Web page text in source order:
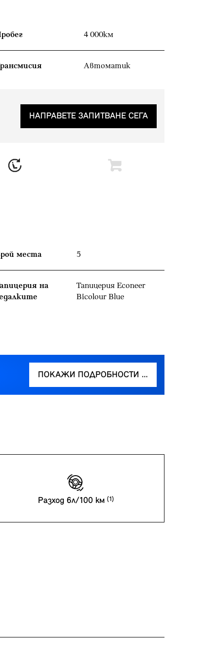
4 000км
Автоматик
НАПРАВЕТЕ ЗАПИТВАНЕ СЕГА
места 5
на
Тапицерия Econeer
Bicolour Blue
ПОКАЖИ ПОДРОБНОСТИ …
Разход 6л/100 км